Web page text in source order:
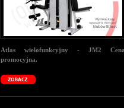
Atlas wielofunkcyjny - JM2
promocyjna.